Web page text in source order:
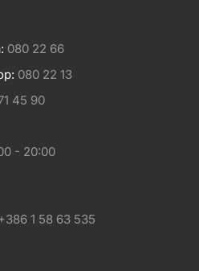
080 22 66
080 22 13
45 90
- 20:00
1 58 63 535